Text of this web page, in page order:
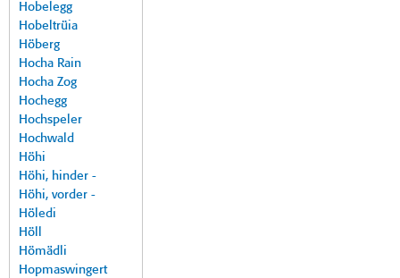
Hobelegg
Hobeltrüia
Höberg
Hocha Rain
Hocha Zog
Hochegg
Hochspeler
Hochwald
Höhi
Höhi, hinder -
Höhi, vorder -
Höledi
Höll
Hömädli
Hopmaswingert